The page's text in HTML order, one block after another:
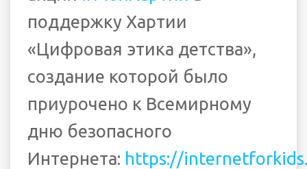
поддержку Хартии
«Цифровая этика детства»,
создание которой было
приурочено к Всемирному
дню безопасного
Интернета: https://